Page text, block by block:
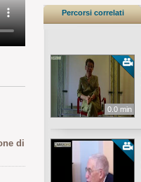
di
Percorsi correlati
0.0 min